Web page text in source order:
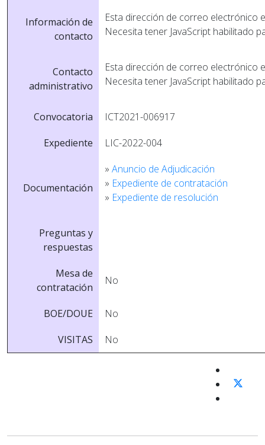
Información de
contacto
Esta dirección de correo electrónico
Necesita tener JavaScript habilitado
Contacto
administrativo
Esta dirección de correo electrónico
Necesita tener JavaScript habilitado
Convocatoria
ICT2021-006917
Expediente
LIC-2022-004
Documentación
» Anuncio de Adjudicación
» Expediente de contratación
» Expediente de resolución
Preguntas y
respuestas
Mesa de
contratación
No
BOE/DOUE
No
VISITAS
No